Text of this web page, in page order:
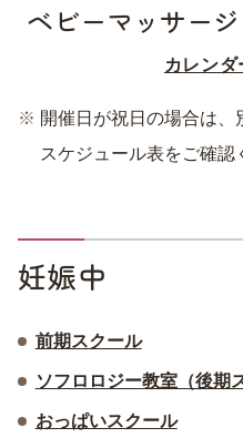
ベビーマッサー
カレン
開催日が祝日の場合は
スケジュール表をご確認
妊娠中
前期スクール
ソフロロジー教室（後期
おっぱいスクール